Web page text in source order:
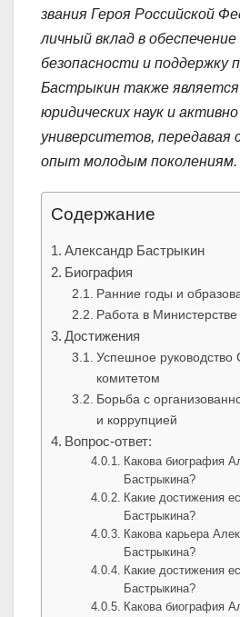
звания Героя Российской
личный вклад в
безопасности и поддержку
Бастрыкин также
юридических наук и
университетов, передавая
опыт молодым поколениям.
Содержание
Александр Бастрыкин
Биография
Ранние годы и
Работа в
Достижения
Успешное руководство
комитетом
Борьба с
и коррупцией
Вопрос-ответ:
Какова биография
Бастрыкина?
Какие достижения
Бастрыкина?
Какова карьера
Бастрыкина?
Какие достижения
Бастрыкина?
Какова биография